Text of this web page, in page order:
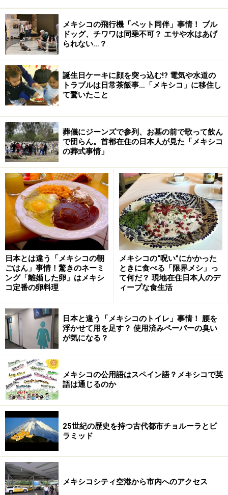
ヨーロッパ顔負けの雰囲気ある街並み、悠久の時を越え
てきた古代文明の遺跡群。メキシコ中央高原に位置する
メキシコシティは、旅人が海外旅行に求める「異国感」
と「知的好奇心」を存分に満たしてくれる街とも言える
のではないでしょうか。オプショナルツアーを活用し
て、たくさんの感動に出会いに行きましょう。
■アステカ文明の遺跡を探訪する
テオティワカン遺跡「太陽のピラミッド」。頂上からはどん
な景色が見える？
メキシコシティ周辺には数多くの遺跡が残っています。
そのほとんどは、1428年頃から始まったアステカ文明や
その前後に造られたもの。中でも特に有名なのはテオテ
ィワカン遺跡です。4kmにも及ぶ「死者の大通り」沿い
に無数に並ぶ神殿、そして一際大きな「太陽のピラミッ
てられていたというのが通説ですが、テオティワカンの
2つのピラミッドには階段がついていて、その頂上へ登
れるようになっています。アステカ人はなぜ”登れる”ピ
ラミッドを作ったのか、それは依然として謎のまま。急
勾配を登りきってたどり着くメキシコ中央高原の絶景
メキシコの飛行機「ペット同伴」事情！ ブル
ドッグ、チワワは同乗不可？ エサや水はあげ
られない…？
誕生日ケーキに顔を突っ込む!? 電気や水道の
トラブルは日常茶飯事…「メキシコ」に移住し
て驚いたこと
葬儀にジーンズで参列、お墓の前で歌って飲ん
で団らん。首都在住の日本人が見た「メキシコ
の葬式事情」
日本とは違う「メキシコの朝
ごはん」事情！驚きのネーミ
ング「離婚した卵」はメキシ
コ定番の卵料理
メキシコの“呪い”にかかった
ときに食べる「限界メシ」っ
て何だ？ 現地在住日本人のデ
ィープな食生活
日本と違う「メキシコのトイレ」事情！ 腰を
浮かせて用を足す？ 使用済みペーパーの臭い
が気になる？
メキシコの公用語はスペイン語？メキシコで英
語は通じるのか
25世紀の歴史を持つ古代都市チョルーラとピ
ラミッド
メキシコシティ空港から市内へのアクセス